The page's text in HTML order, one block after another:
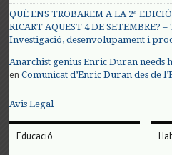
QUÈ ENS TROBAREM A LA 2ª
RICART AQUEST 4 DE SETEMBRE?
Investigació, desenvolupament i
Anarchist genius Enric Duran needs
enComunicat d’Enric Duran des de
Avis Legal
Educació